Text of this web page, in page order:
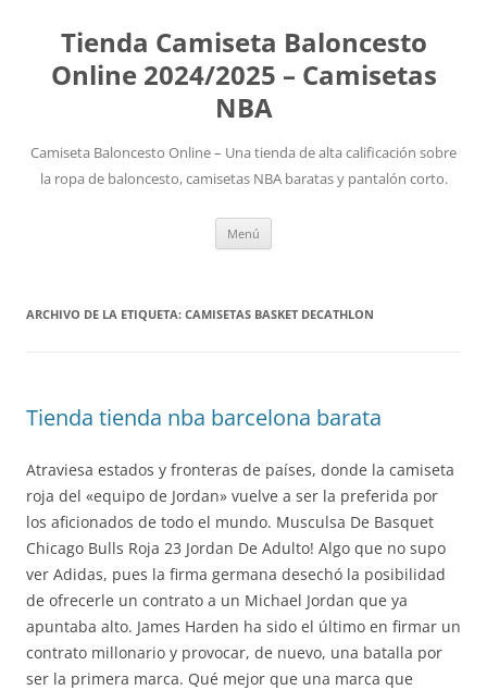
Tienda Camiseta Baloncesto
Online 2024/2025 – Camisetas
NBA
Camiseta Baloncesto Online – Una tienda de alta calificación sobre
la ropa de baloncesto, camisetas NBA baratas y pantalón corto.
Menú
ARCHIVO DE LA ETIQUETA: CAMISETAS BASKET DECATHLON
Tienda tienda nba barcelona barata
Atraviesa estados y fronteras de países, donde la camiseta
roja del «equipo de Jordan» vuelve a ser la preferida por
los aficionados de todo el mundo. Musculsa De Basquet
Chicago Bulls Roja 23 Jordan De Adulto! Algo que no supo
ver Adidas, pues la firma germana desechó la posibilidad
de ofrecerle un contrato a un Michael Jordan que ya
apuntaba alto. James Harden ha sido el último en firmar un
contrato millonario y provocar, de nuevo, una batalla por
ser la primera marca. Qué mejor que una marca que